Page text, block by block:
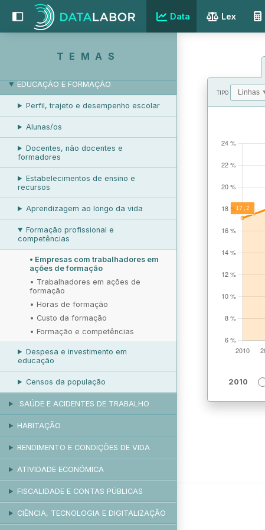
Data Lex
TEMAS
RELAÇÕES LABORAIS
RESPOSTAS SOCIAIS
EDUCAÇÃO E FORMAÇÃO
Perfil, trajeto e desempenho escolar
Alunas/os
Docentes, não docentes e
formadores
Estabelecimentos de ensino e
recursos
Aprendizagem ao longo da vida
Formação profissional e
competências
• Empresas com trabalhadores em
ações de formação
• Trabalhadores em ações de
formação
• Horas de formação
• Custo da formação
• Formação e competências
Despesa e investimento em
educação
Censos da população
SAÚDE E ACIDENTES DE TRABALHO
HABITAÇÃO
RENDIMENTO E CONDIÇÕES DE VIDA
ATIVIDADE ECONÓMICA
FISCALIDADE E CONTAS PÚBLICAS
CIÊNCIA, TECNOLOGIA E DIGITALIZAÇÃO
TIPO
2010